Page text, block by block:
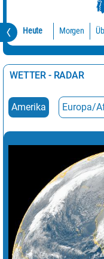
Heute Morgen
WETTER - RADAR
Amerika Europa/